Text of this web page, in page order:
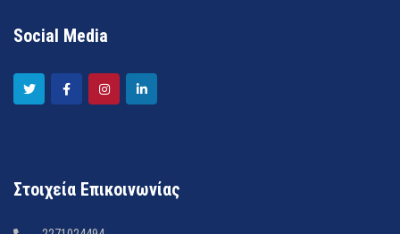
Social Media
Στοιχεία Επικοινωνίας